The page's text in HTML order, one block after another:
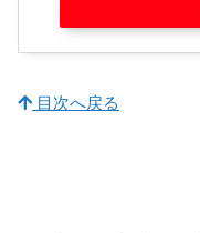
目次へ戻る